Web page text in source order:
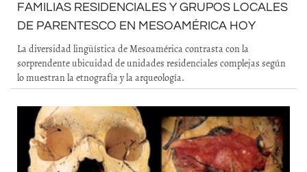
FAMILIAS RESIDENCIALES Y GRUPOS LOCALES
DE PARENTESCO EN MESOAMÉRICA HOY
La diversidad lingüística de Mesoamérica contrasta con la
sorprendente ubicuidad de unidades residenciales complejas según
lo muestran la etnografía y la arqueología.